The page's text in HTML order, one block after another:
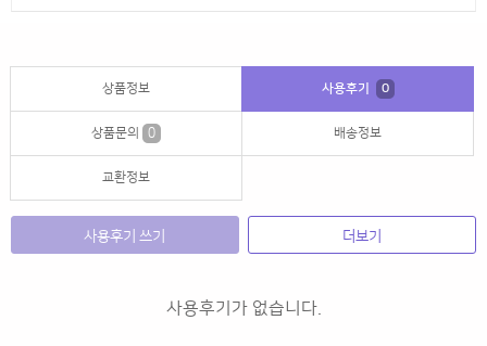
상품정보 사용후기 0
상품문의 0 배송정보
교환정보
사용후기 쓰기 더보기
사용후기가 없습니다.